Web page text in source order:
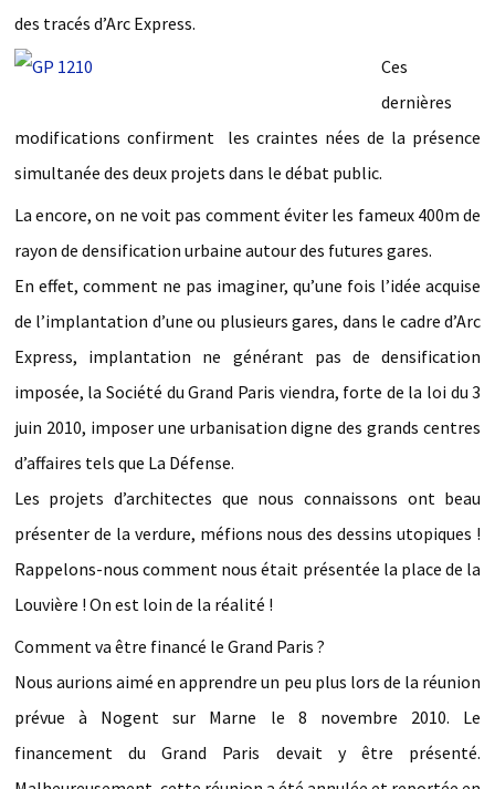
des tracés d’Arc Express.
Ces
dernières
modifications confirment les craintes nées de la présence
simultanée des deux projets dans le débat public.
La encore, on ne voit pas comment éviter les fameux 400m de
rayon de densification urbaine autour des futures gares.
En effet, comment ne pas imaginer, qu’une fois l’idée acquise
de l’implantation d’une ou plusieurs gares, dans le cadre d’Arc
Express, implantation ne générant pas de densification
imposée, la Société du Grand Paris viendra, forte de la loi du 3
juin 2010, imposer une urbanisation digne des grands centres
d’affaires tels que La Défense.
Les projets d’architectes que nous connaissons ont beau
présenter de la verdure, méfions nous des dessins utopiques !
Rappelons-nous comment nous était présentée la place de la
Louvière ! On est loin de la réalité !
Comment va être financé le Grand Paris ?
Nous aurions aimé en apprendre un peu plus lors de la réunion
prévue à Nogent sur Marne le 8 novembre 2010. Le
financement du Grand Paris devait y être présenté.